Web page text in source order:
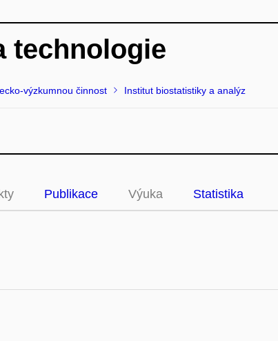
technologie
výzkumnou činnost Institut biostatistiky a analýz
Publikace Výuka Statistika